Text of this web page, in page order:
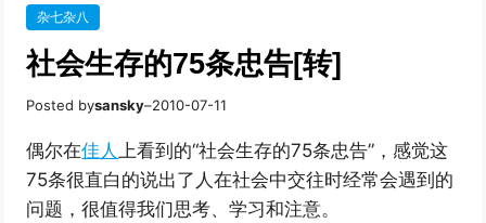
杂七杂八
社会生存的75条忠告[转]
Posted bysansky–2010-07-11
偶尔在佳人
上看到的“社会生存的75条忠告”，感觉这
75条很直白的说出了人在社会中交往时经常会遇到的
问题，很值得我们思考、学习和注意。